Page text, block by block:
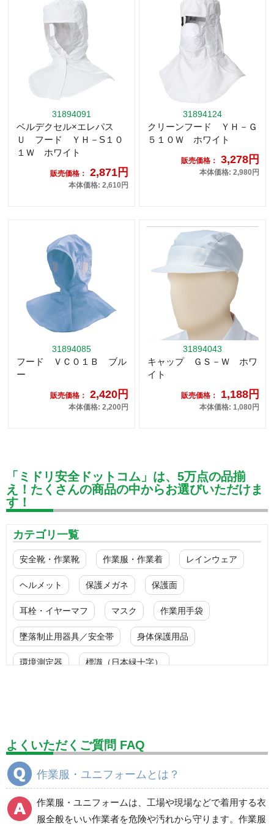
31894091
ベルデクセル×エレパス
Ｕ フード ＹＨ－S１０
１Ｗ ホワイト
販売価格： 2,871円
本体価格: 2,610円
31894124
クリーンフード ＹＨ－Ｇ
５１０Ｗ ホワイト
販売価格： 3,278円
本体価格: 2,980円
31894085
フード ＶＣ０１Ｂ ブル
ー
販売価格： 2,420円
本体価格: 2,200円
31894043
キャップ ＧＳ－Ｗ ホワ
イト
販売価格： 1,188円
本体価格: 1,080円
「ミドリ安全ドットコム」は、5万点の品揃
え！たくさんの商品の中からお選びいただけま
す！
カテゴリ一覧
安全靴・作業靴 作業服・作業着 レインウェア
ヘルメット 保護メガネ 保護面
耳栓・イヤーマフ マスク 作業用手袋
墜落制止用器具／安全帯 身体保護用品
環境測定器 標識（日本緑十字）
設備用品・作業補助用品 工事作業用品
分煙対策機器
電気保守用品 ワイパー クリーンルーム対策用品
防災グッズ（防災セット） 救急医療品
よくいただくご質問 FAQ
作業服・ユニフォームとは？
作業服・ユニフォームは、工場や現場などで着用する衣
服全般をいい作業者を危険や汚れから守ります。作業服